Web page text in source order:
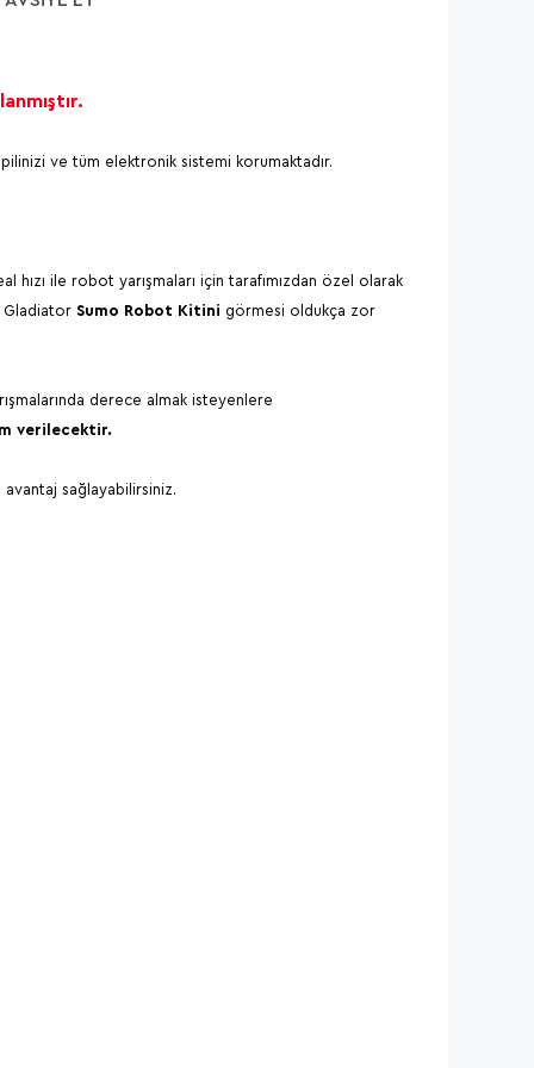
ve tüm elektronik sistemi korumaktadır.
hızı ile robot yarışmaları için tarafımızdan özel olarak
Gladiator Sumo Robot Kitini görmesi oldukça zor
derece almak isteyenlere
verilecektir.
sağlayabilirsiniz.